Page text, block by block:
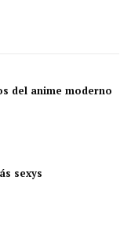
del anime moderno
sexys